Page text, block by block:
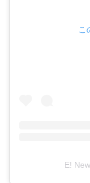
こ
E!